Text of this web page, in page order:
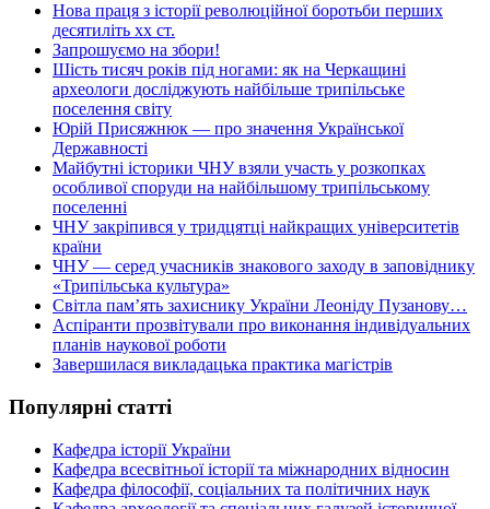
Нова праця з історії революційної боротьби перших
десятиліть хх ст.
Запрошуємо на збори!
Шість тисяч років під ногами: як на Черкащині
археологи досліджують найбільше трипільське
поселення світу
Юрій Присяжнюк — про значення Української
Державності
Майбутні історики ЧНУ взяли участь у розкопках
особливої споруди на найбільшому трипільському
поселенні
ЧНУ закріпився у тридцятці найкращих університетів
країни
ЧНУ — серед учасників знакового заходу в заповіднику
«Трипільська культура»
Світла пам’ять захиснику України Леоніду Пузанову…
Аспіранти прозвітували про виконання індивідуальних
планів наукової роботи
Завершилася викладацька практика магістрів
Популярні статті
Кафедра історії України
Кафедра всесвітньої історії та міжнародних відносин
Кафедра філософії, соціальних та політичних наук